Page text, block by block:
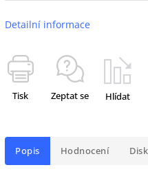
Detailní informace
Tisk Zeptat se Hlídat
Popis Hodnocení